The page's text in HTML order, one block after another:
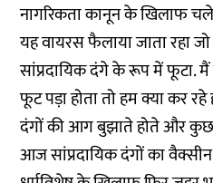
नागरिकता कानून के खिलाफ
यह वायरस फैलाया जाता रहा
सांप्रदायिक दंगे के रूप में फूटा. मैं
फूट पड़ा होता तो हम क्या कर
दंगों की आग बुझाते होते और कुछ
आज सांप्रदायिक दंगों का